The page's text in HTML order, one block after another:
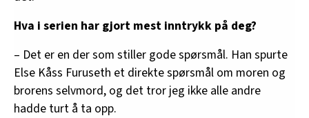
Hva i serien har gjort mest inntrykk på deg?
– Det er en der som stiller gode spørsmål. Han spurte
Else Kåss Furuseth et direkte spørsmål om moren og
brorens selvmord, og det tror jeg ikke alle andre
hadde turt å ta opp.